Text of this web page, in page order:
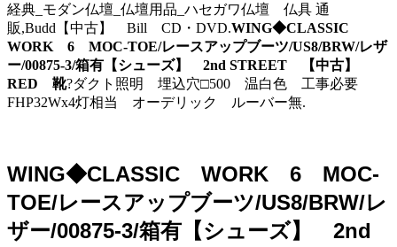
経典_モダン仏壇_仏壇用品_ハセガワ仏壇 仏具 通
販,Budd【中古】 Bill CD・DVD.WING◆CLASSIC
WORK 6 MOC-TOE/レースアップブーツ/US8/BRW/レザ
ー/00875-3/箱有【シューズ】 2nd STREET 【中古】
RED 靴?ダクト照明 埋込穴□500 温白色 工事必要
FHP32Wx4灯相当 オーデリック ルーバー無.
WING◆CLASSIC WORK 6 MOC-
TOE/レースアップブーツ/US8/BRW/レ
ザー/00875-3/箱有【シューズ】 2nd